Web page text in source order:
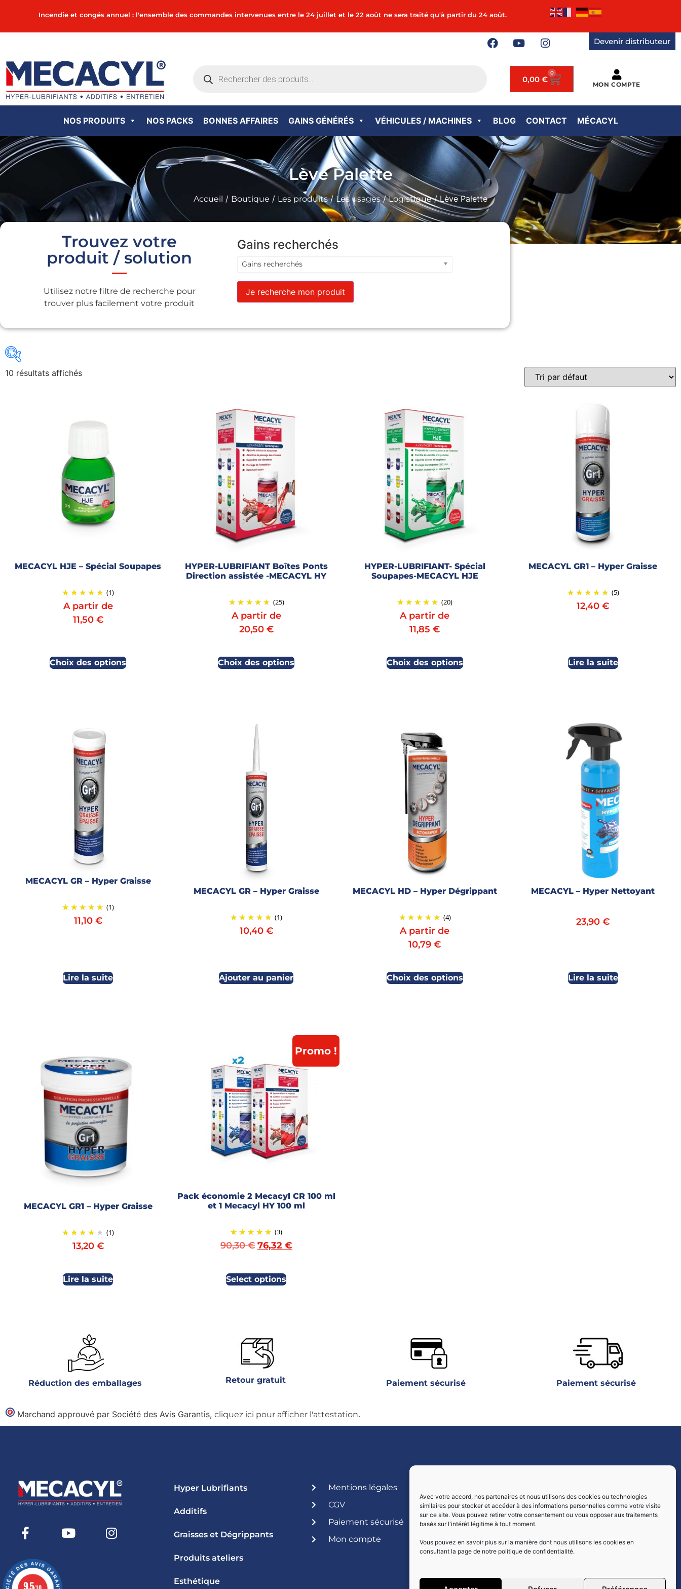
Avec votre accord, nos partenaires et nous utilisons des cookies ou technologies
similaires pour stocker et accéder à des informations personnelles comme votre visite
sur ce site. Vous pouvez retirer votre consentement ou vous opposer aux traitements
basés sur l'intérêt légitime à tout moment.
Vous pouvez en savoir plus sur la manière dont nous utilisons les cookies en
consultant la page de notre politique de confidentialité.
Incendie et congés annuel : l'ensemble des commandes intervenues entre le 24 juillet et le 22 août ne sera traité qu'à partir du 24 août.
Devenir distributeur
0,00€
0
MON COMPTE
NOS PRODUITS NOS PACKS BONNES AFFAIRES GAINS GÉNÉRÉS VÉHICULES / MACHINES BLOG CONTACT MÉCACYL
Lève Palette
Accueil / Boutique / Les produits/Les usages/Logistique/ Lève Palette
Trouvez votre
produit / solution
Utilisez notre filtre de recherche pour
trouver plus facilement votre produit
Gains recherchés
Gains recherchés
Je recherche mon produit
10 résultats affichés
MECACYL HJE – Spécial Soupapes
(1)
A partir de
11,50 €
Choix des options
HYPER-LUBRIFIANT Boîtes Ponts
Direction assistée -MECACYL HY
(25)
A partir de
20,50 €
Choix des options
HYPER-LUBRIFIANT- Spécial
Soupapes-MECACYL HJE
(20)
A partir de
11,85€
Choix des options
MECACYL GR1 – Hyper Graisse
(5)
12,40€
Lire la suite
MECACYL GR – Hyper Graisse
(1)
11,10 €
Lire la suite
MECACYL GR – Hyper Graisse
(1)
10,40 €
Ajouter au panier
MECACYL HD – Hyper Dégrippant
(4)
A partir de
10,79€
Choix des options
MECACYL – Hyper Nettoyant
23,90€
Lire la suite
MECACYL GR1 – Hyper Graisse
(1)
13,20 €
Lire la suite
Promo !
Pack économie 2 Mecacyl CR 100 ml
et 1 Mecacyl HY 100 ml
(3)
90,30€ 76,32 €
Select options
Réduction des emballages Retour gratuit Paiement sécurisé Paiement sécurisé
Marchand approuvé par Société des Avis Garantis, cliquez ici pour afficher l'attestation.
Hyper Lubrifiants
Additifs
Graisses et Dégrippants
Produits ateliers
Esthétique
Mentions légales
CGV
Paiement sécurisé
Mon compte
Paiement sécurisé
9.5/10